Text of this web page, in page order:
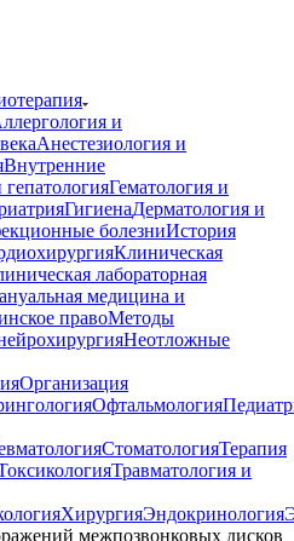
и
Анестезиология и
Внутренние
гепатологияГематология и
ГигиенаДерматология и
болезниИстория
Клиническая
лабораторная
медицина и
правоМетоды
Неотложные
Организация
Офтальмология
СтоматологияТерапия
Травматология и
ХирургияЭндокринология
межпозвонковых дисков